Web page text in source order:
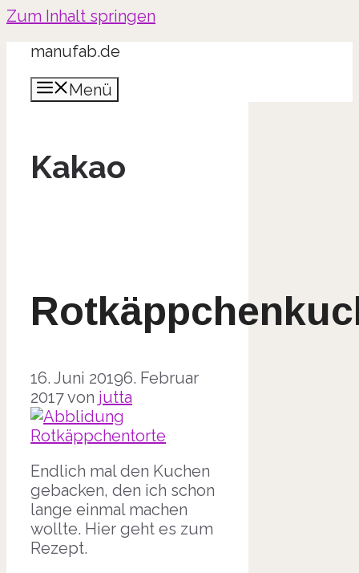
Zum Inhalt springen
manufab.de
Menü
Kakao
16. Juni 20196. Februar
2017von jutta
Endlich mal den Kuchen
gebacken, den ich schon
lange einmal machen
wollte. Hier geht es zum
Rezept.